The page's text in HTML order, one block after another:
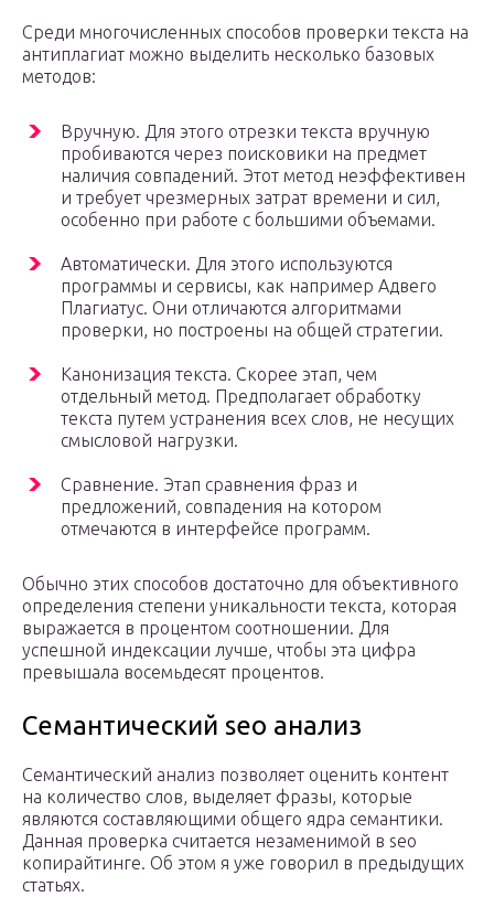
Среди многочисленных способов проверки текста на
антиплагиат можно выделить несколько базовых
методов:
Вручную. Для этого отрезки текста вручную
пробиваются через поисковики на предмет
наличия совпадений. Этот метод неэффективен
и требует чрезмерных затрат времени и сил,
особенно при работе с большими объемами.
Автоматически. Для этого используются
программы и сервисы, как например Адвего
Плагиатус. Они отличаются алгоритмами
проверки, но построены на общей стратегии.
Канонизация текста. Скорее этап, чем
отдельный метод. Предполагает обработку
текста путем устранения всех слов, не несущих
смысловой нагрузки.
Сравнение. Этап сравнения фраз и
предложений, совпадения на котором
отмечаются в интерфейсе программ.
Обычно этих способов достаточно для объективного
определения степени уникальности текста, которая
выражается в процентом соотношении. Для
успешной индексации лучше, чтобы эта цифра
превышала восемьдесят процентов.
Семантический seo анализ
Семантический анализ позволяет оценить контент
на количество слов, выделяет фразы, которые
являются составляющими общего ядра семантики.
Данная проверка считается незаменимой в seo
копирайтинге. Об этом я уже говорил в предыдущих
статьях.